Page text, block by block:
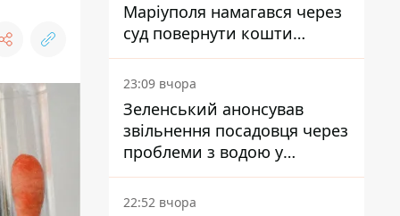
Маріуполя намагався через
суд повернути кошти
субсидії з рахунку в
Ощадбанку - яким було
рішення
23:09 вчора
Зеленський анонсував
звільнення посадовця через
проблеми з водою у
Марганці
22:52 вчора